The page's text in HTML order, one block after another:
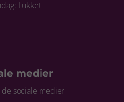
Lukket
medier
de sociale medier